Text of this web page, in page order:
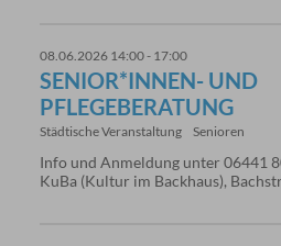
08.06.2026 14:00 - 17:00
SENIOR*INNEN- UND
PFLEGEBERATUNG
Städtische Veranstaltung Senioren
Info und Anmeldung unter 06441
KuBa (Kultur im Backhaus),